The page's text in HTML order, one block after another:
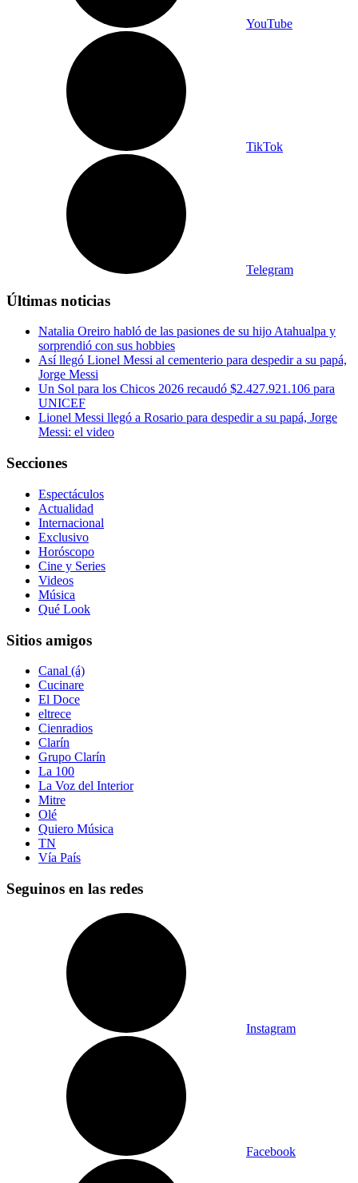
YouTube
TikTok
Telegram
Últimas noticias
Natalia Oreiro habló de las pasiones de su hijo Atahualpa y
sorprendió con sus hobbies
Así llegó Lionel Messi al cementerio para despedir a su papá,
Jorge Messi
Un Sol para los Chicos 2026 recaudó $2.427.921.106 para
UNICEF
Lionel Messi llegó a Rosario para despedir a su papá, Jorge
Messi: el video
Secciones
Espectáculos
Actualidad
Internacional
Exclusivo
Horóscopo
Cine y Series
Videos
Música
Qué Look
Sitios amigos
Canal (á)
Cucinare
El Doce
eltrece
Cienradios
Clarín
Grupo Clarín
La 100
La Voz del Interior
Mitre
Olé
Quiero Música
TN
Vía País
Seguinos en las redes
Instagram
Facebook